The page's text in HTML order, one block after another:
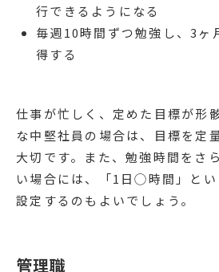
行できるようになる
毎週10時間ずつ勉強し、3ヶ
得する
仕事が忙しく、定めた目標が形
な中堅社員の場合は、目標を定
大切です。また、勉強時間をさ
い場合には、「1日◯時間」と
設定するのもよいでしょう。
管理職